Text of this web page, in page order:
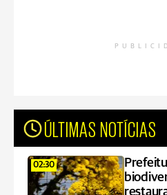
ÚLTIMAS NOTÍCIAS
02:30